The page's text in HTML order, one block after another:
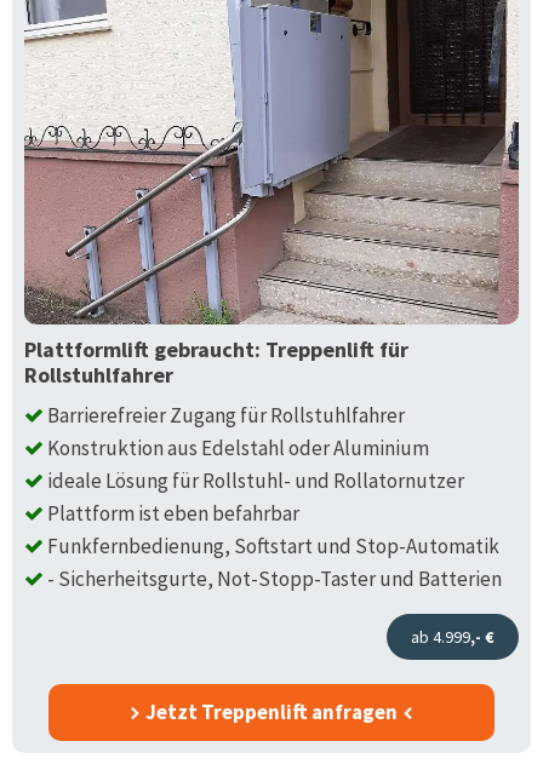
Plattformlift gebraucht: Treppenlift für
Rollstuhlfahrer
Barrierefreier Zugang für Rollstuhlfahrer
Konstruktion aus Edelstahl oder Aluminium
ideale Lösung für Rollstuhl- und Rollatornutzer
Plattform ist eben befahrbar
Funkfernbedienung, Softstart und Stop-Automatik
- Sicherheitsgurte, Not-Stopp-Taster und Batterien
ab 4.999,- €
Jetzt Treppenlift anfragen